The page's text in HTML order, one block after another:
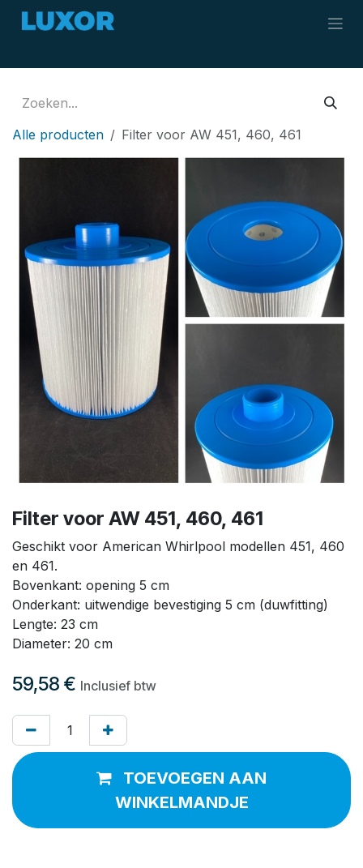
Overslaan naar inhoud
Alle producten Filter voor AW 451, 460, 461
Filter voor AW 451, 460, 461
Geschikt voor American Whirlpool modellen 451, 460
en 461.
Bovenkant: opening 5 cm
Onderkant: uitwendige bevestiging 5 cm (duwfitting)
Lengte: 23 cm
Diameter: 20 cm
59,58 € Inclusief btw
TOEVOEGEN AAN
WINKELMANDJE